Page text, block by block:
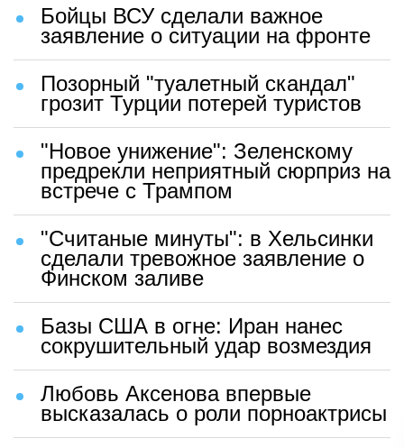
Бойцы ВСУ сделали важное
заявление о ситуации на фронте
Позорный "туалетный скандал"
грозит Турции потерей туристов
"Новое унижение": Зеленскому
предрекли неприятный сюрприз на
встрече с Трампом
"Считаные минуты": в Хельсинки
сделали тревожное заявление о
Финском заливе
Базы США в огне: Иран нанес
сокрушительный удар возмездия
Любовь Аксенова впервые
высказалась о роли порноактрисы